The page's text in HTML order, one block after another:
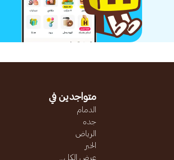
متواجدين في
الدمام
جده
الرياض
الخبر
عرض الكل...